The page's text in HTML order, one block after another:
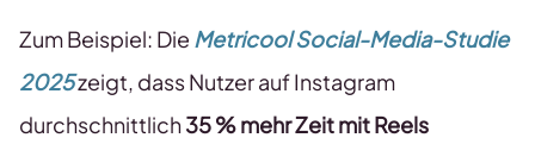
Zum Beispiel: Die Metricool Social-Media-Studie
2025zeigt, dass Nutzer auf Instagram
durchschnittlich35 % mehr Zeit mit Reels